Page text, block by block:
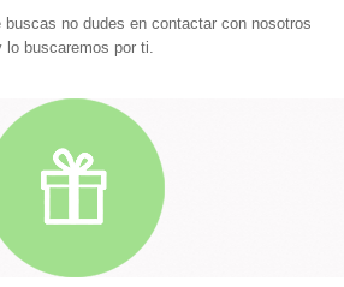
no dudes en contactar con nosotros
lo buscaremos por ti.